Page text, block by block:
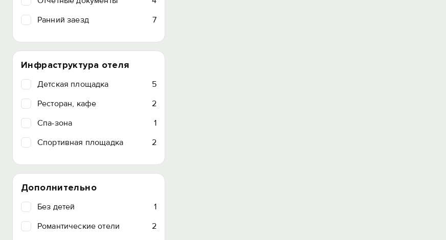
Ранний заезд
7
Инфраструктура отеля
Детская площадка
5
Ресторан, кафе
2
Спа-зона
1
Спортивная площадка
2
Дополнительно
Без детей
1
Романтические отели
2